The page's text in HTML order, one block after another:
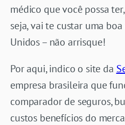
médico que você possa
seja, vai te custar uma
Unidos – não arrisque!
Por aqui, indico o site da
empresa brasileira que
comparador de seguros,
custos benefícios do